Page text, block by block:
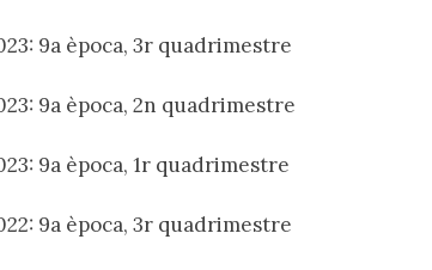
9a època, 3r quadrimestre
9a època, 2n quadrimestre
9a època, 1r quadrimestre
9a època, 3r quadrimestre